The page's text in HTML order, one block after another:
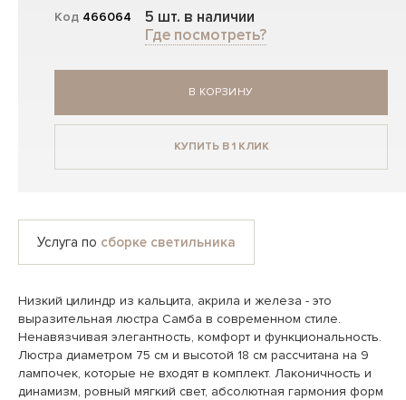
Код 466064
5 шт. в наличии
Где посмотреть?
В КОРЗИНУ
КУПИТЬ В 1 КЛИК
Услуга по сборке светильника
Низкий цилиндр из кальцита, акрила и железа - это
выразительная люстра Самба в современном стиле.
Ненавязчивая элегантность, комфорт и функциональность.
Люстра диаметром 75 см и высотой 18 см рассчитана на 9
лампочек, которые не входят в комплект. Лаконичность и
динамизм, ровный мягкий свет, абсолютная гармония форм